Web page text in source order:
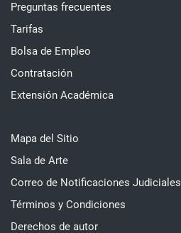
Preguntas frecuentes
Tarifas
Bolsa de Empleo
Contratación
Extensión Académica
Mapa del Sitio
Sala de Arte
Correo de Notificaciones Judiciales
Términos y Condiciones
Derechos de autor